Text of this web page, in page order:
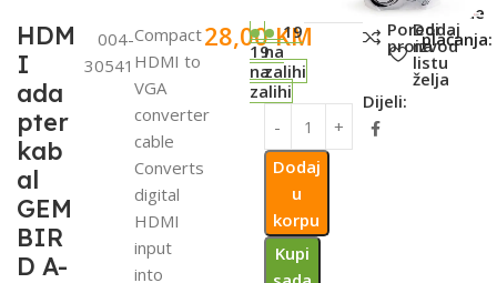
HDM
I
ada
pter
kab
al
GEM
BIR
D A-
004-
30541
Compact
HDMI to
VGA
converter
cable
Converts
digital
HDMI
input
into
28,00KM
19
na
zalihi
19
na
zalihi
Dodaj
u
korpu
Kupi
Poredi
proizvod
Dodaj
na
listu
želja
Dijeli:
Metode
plaćanja: